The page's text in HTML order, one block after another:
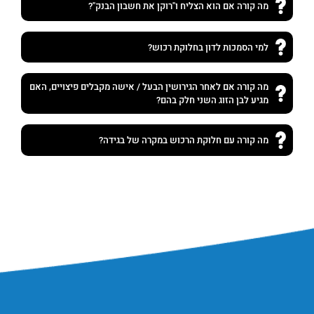
מה קורה אם הוא הצליח ו"רוקן את חשבון הבנק"?
למי הסמכות לדון בחלוקת רכוש?
מה קורה אם לאחר הגירושין הבעל / אישה מקבלים פיצויים, האם
מגיע לבן הזוג השני חלק בהם?
מה קורה עם חלוקת הרכוש במקרה של בגידה?